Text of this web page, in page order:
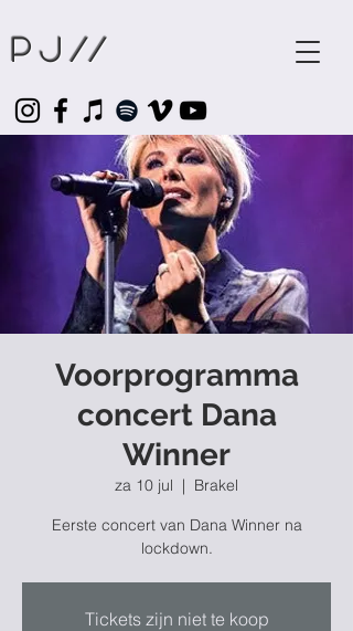
Pj //
Voorprogramma
concert Dana
Winner
za 10 jul
  |
Brakel
Eerste concert van Dana Winner na
lockdown.
Tickets zijn niet te koop